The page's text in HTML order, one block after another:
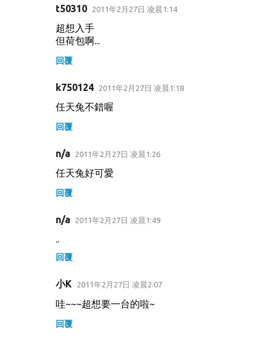
t50310 2011年2月27日 凌晨1:14
超想入手
但荷包啊...
回覆
k750124 2011年2月27日 凌晨1:18
任天兔不錯喔
回覆
n/a 2011年2月27日 凌晨1:26
任天兔好可愛
回覆
n/a 2011年2月27日 凌晨1:49
..
回覆
小K 2011年2月27日 凌晨2:07
哇~~~超想要一台的啦~
回覆